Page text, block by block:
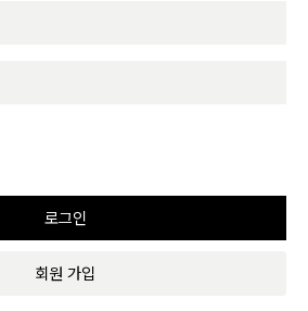
회원 가입